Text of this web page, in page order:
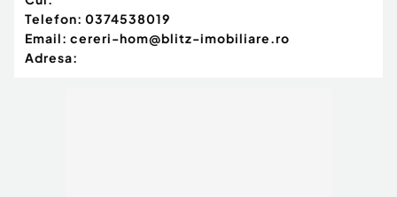
Telefon: 0374538019
Email: cereri-hom@blitz-imobiliare.ro
Adresa: